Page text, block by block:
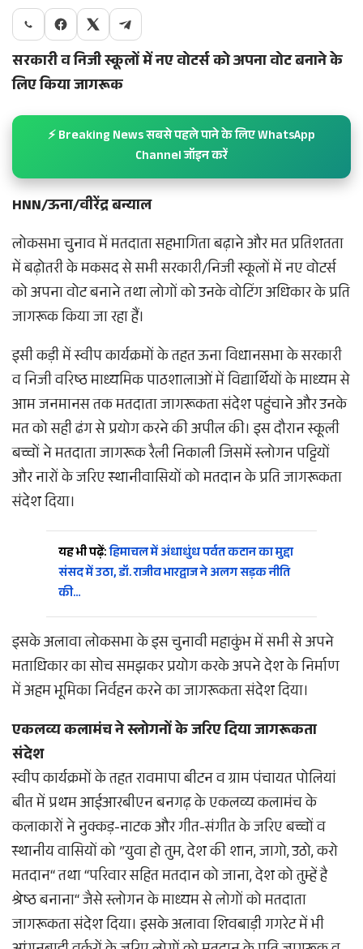
सरकारी व निजी स्कूलों में नए वोटर्स को अपना वोट बनाने के
लिए किया जागरूक
⚡ Breaking News सबसे पहले पाने के लिए WhatsApp
Channel जॉइन करें
HNN/ऊना/वीरेंद्र बन्याल
लोकसभा चुनाव में मतदाता सहभागिता बढ़ाने और मत प्रतिशतता
में बढ़ोतरी के मकसद से सभी सरकारी/निजी स्कूलों में नए वोटर्स
को अपना वोट बनाने तथा लोगों को उनके वोटिंग अधिकार के प्रति
जागरूक किया जा रहा हैं।
इसी कड़ी में स्वीप कार्यक्रमों के तहत ऊना विधानसभा के सरकारी
व निजी वरिष्ठ माध्यमिक पाठशालाओं में विद्यार्थियों के माध्यम से
आम जनमानस तक मतदाता जागरूकता संदेश पहुंचाने और उनके
मत को सही ढंग से प्रयोग करने की अपील की। इस दौरान स्कूली
बच्चों ने मतदाता जागरूक रैली निकाली जिसमें स्लोगन पट्टियों
और नारों के जरिए स्थानीवासियों को मतदान के प्रति जागरूकता
संदेश दिया।
यह भी पढ़ें:हिमाचल में अंधाधुंध पर्वत कटान का मुद्दा
संसद में उठा, डॉ. राजीव भारद्वाज ने अलग सड़क नीति
की…
इसके अलावा लोकसभा के इस चुनावी महाकुंभ में सभी से अपने
मताधिकार का सोच समझकर प्रयोग करके अपने देश के निर्माण
में अहम भूमिका निर्वहन करने का जागरूकता संदेश दिया।
एकलव्य कलामंच ने स्लोगनों के जरिए दिया जागरूकता
संदेश
स्वीप कार्यक्रमों के तहत रावमापा बीटन व ग्राम पंचायत पोलियां
बीत में प्रथम आईआरबीएन बनगढ़ के एकलव्य कलामंच के
कलाकारों ने नुक्कड़-नाटक और गीत-संगीत के जरिए बच्चों व
स्थानीय वासियों को ”युवा हो तुम, देश की शान, जागो, उठो, करो
मतदान“ तथा “परिवार सहित मतदान को जाना, देश को तुम्हें है
श्रेष्ठ बनाना“ जैसे स्लोगन के माध्यम से लोगों को मतदाता
जागरूकता संदेश दिया। इसके अलावा शिवबाड़ी गगरेट में भी